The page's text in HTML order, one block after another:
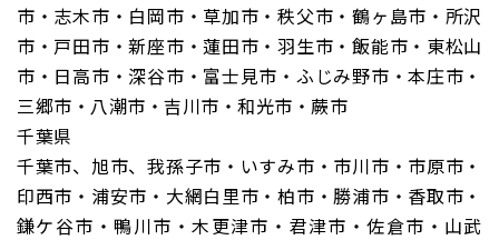
市・志木市・白岡市・草加市・秩父市・鶴ヶ島市・所沢
市・戸田市・新座市・蓮田市・羽生市・飯能市・東松山
市・日高市・深谷市・富士見市・ふじみ野市・本庄市・
三郷市・八潮市・吉川市・和光市・蕨市
千葉県
千葉市、旭市、我孫子市・いすみ市・市川市・市原市・
印西市・浦安市・大網白里市・柏市・勝浦市・香取市・
鎌ケ谷市・鴨川市・木更津市・君津市・佐倉市・山武